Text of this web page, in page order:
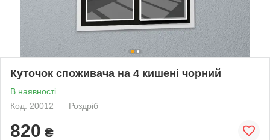
Куточок споживача на 4 кишені чорний
В наявності
Код: 20012
Роздріб
820 ₴